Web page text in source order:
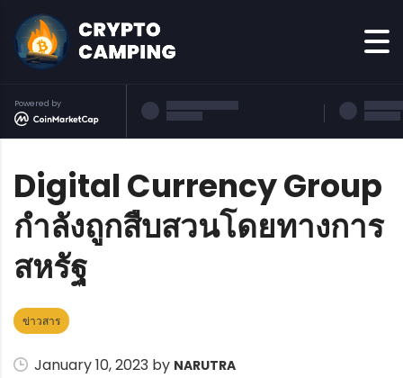
Powered by
Digital Currency Group
กำลังถูกสืบสวนโดยทางการ
สหรัฐ
ข่าวสาร
January 10, 2023 by NARUTRA